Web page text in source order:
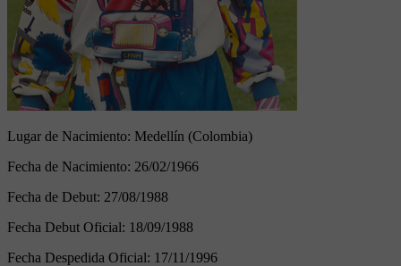
Lugar de Nacimiento: Medellín (Colombia)
Fecha de Nacimiento: 26/02/1966
Fecha de Debut: 27/08/1988
Fecha Debut Oficial: 18/09/1988
Fecha Despedida Oficial: 17/11/1996